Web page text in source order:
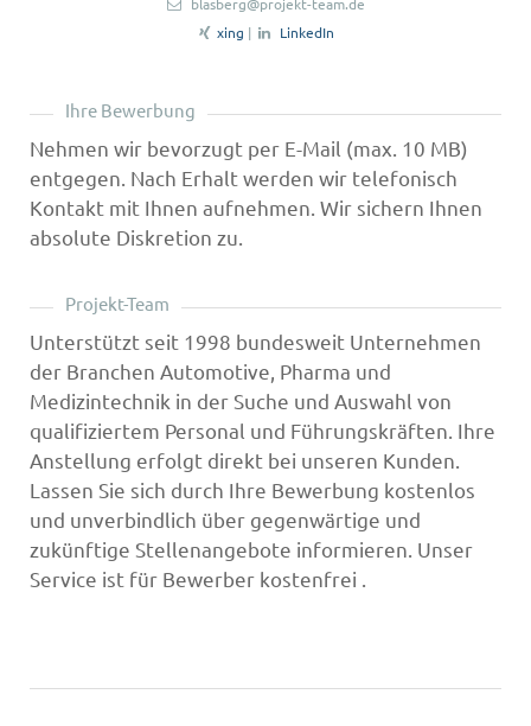
xing | LinkedIn
Ihre Bewerbung
Nehmen wir bevorzugt per E-Mail (max. 10 MB)
entgegen. Nach Erhalt werden wir telefonisch
Kontakt mit Ihnen aufnehmen. Wir sichern Ihnen
absolute Diskretion zu.
Projekt-Team
Unterstützt seit 1998 bundesweit Unternehmen
der Branchen Automotive, Pharma und
Medizintechnik in der Suche und Auswahl von
qualifiziertem Personal und Führungskräften. Ihre
Anstellung erfolgt direkt bei unseren Kunden.
Lassen Sie sich durch Ihre Bewerbung kostenlos
und unverbindlich über gegenwärtige und
zukünftige Stellenangebote informieren. Unser
Service ist für Bewerber kostenfrei .